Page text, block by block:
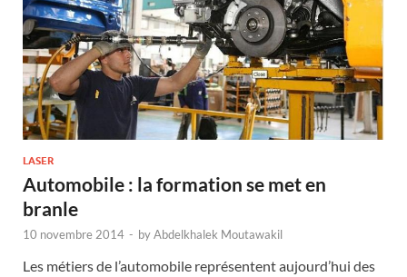
LASER
Automobile : la formation se met en
branle
10 novembre 2014 - byAbdelkhalek Moutawakil
Les métiers de l’automobile représentent aujourd’hui des